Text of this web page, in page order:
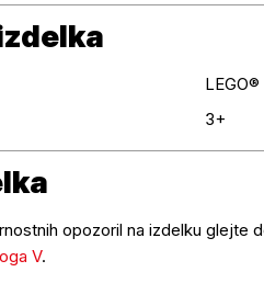
3+
opozoril na izdelku glejte
V.